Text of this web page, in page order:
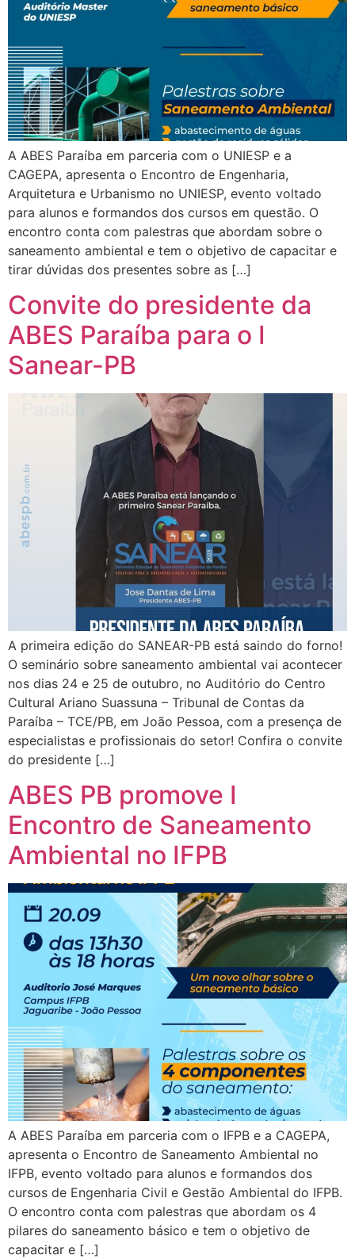
A ABES Paraíba em parceria com o UNIESP e a
CAGEPA, apresenta o Encontro de Engenharia,
Arquitetura e Urbanismo no UNIESP, evento voltado
para alunos e formandos dos cursos em questão. O
encontro conta com palestras que abordam sobre o
saneamento ambiental e tem o objetivo de capacitar e
tirar dúvidas dos presentes sobre as […]
Convite do presidente da
ABES Paraíba para o I
Sanear-PB
A primeira edição do SANEAR-PB está saindo do forno!
O seminário sobre saneamento ambiental vai acontecer
nos dias 24 e 25 de outubro, no Auditório do Centro
Cultural Ariano Suassuna – Tribunal de Contas da
Paraíba – TCE/PB, em João Pessoa, com a presença de
especialistas e profissionais do setor! Confira o convite
do presidente […]
ABES PB promove I
Encontro de Saneamento
Ambiental no IFPB
A ABES Paraíba em parceria com o IFPB e a CAGEPA,
apresenta o Encontro de Saneamento Ambiental no
IFPB, evento voltado para alunos e formandos dos
cursos de Engenharia Civil e Gestão Ambiental do IFPB.
O encontro conta com palestras que abordam os 4
pilares do saneamento básico e tem o objetivo de
capacitar e […]